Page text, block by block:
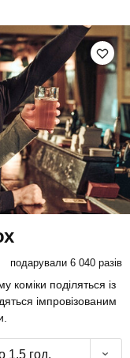
подарували 6 040 разів
коміки поділяться із
імпровізованим
1,5 год.